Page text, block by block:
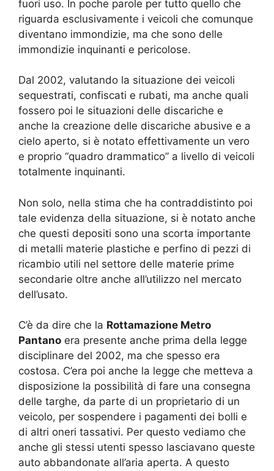
fuori uso. In poche parole per tutto quello che
riguarda esclusivamente i veicoli che comunque
diventano immondizie, ma che sono delle
immondizie inquinanti e pericolose.
Dal 2002, valutando la situazione dei veicoli
sequestrati, confiscati e rubati, ma anche quali
fossero poi le situazioni delle discariche e
anche la creazione delle discariche abusive e a
cielo aperto, si è notato effettivamente un vero
e proprio “quadro drammatico” a livello di veicoli
totalmente inquinanti.
Non solo, nella stima che ha contraddistinto poi
tale evidenza della situazione, si è notato anche
che questi depositi sono una scorta importante
di metalli materie plastiche e perfino di pezzi di
ricambio utili nel settore delle materie prime
secondarie oltre anche all’utilizzo nel mercato
dell’usato.
C’è da dire che la Rottamazione Metro
Pantano era presente anche prima della legge
disciplinare del 2002, ma che spesso era
costosa. C’era poi anche la legge che metteva a
disposizione la possibilità di fare una consegna
delle targhe, da parte di un proprietario di un
veicolo, per sospendere i pagamenti dei bolli e
di altri oneri tassativi. Per questo vediamo che
anche gli stessi utenti spesso lasciavano queste
auto abbandonate all’aria aperta. A questo